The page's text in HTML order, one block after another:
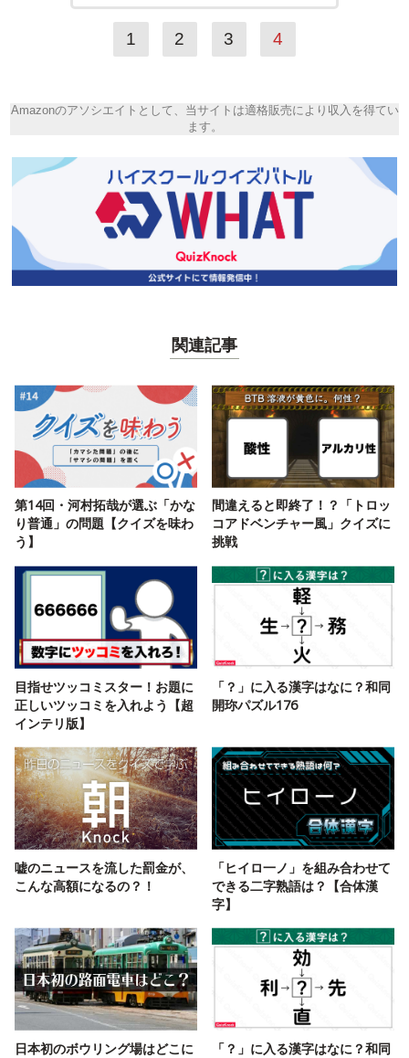
1 2 3 4
Amazonのアソシエイトとして、当サイトは適格販売により収入を得てい
ます。
関連記事
第14回・河村拓哉が選ぶ「かな
り普通」の問題【クイズを味わ
う】
間違えると即終了！？「トロッ
コアドベンチャー風」クイズに
挑戦
目指せツッコミスター！お題に
正しいツッコミを入れよう【超
インテリ版】
「？」に入る漢字はなに？和同
開珎パズル176
嘘のニュースを流した罰金が、
こんな高額になるの？！
「ヒイロ一ノ」を組み合わせて
できる二字熟語は？【合体漢
字】
日本初のボウリング場はどこに
「？」に入る漢字はなに？和同